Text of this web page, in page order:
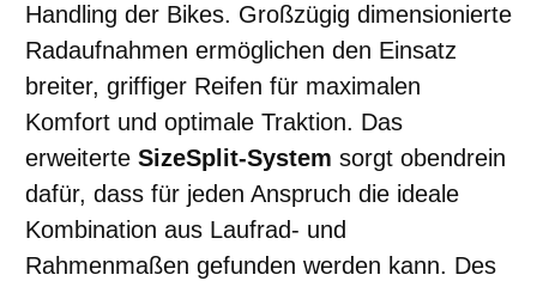
Handling der Bikes. Großzügig dimensionierte
Radaufnahmen ermöglichen den Einsatz
breiter, griffiger Reifen für maximalen
Komfort und optimale Traktion. Das
erweiterte SizeSplit-System sorgt obendrein
dafür, dass für jeden Anspruch die ideale
Kombination aus Laufrad- und
Rahmenmaßen gefunden werden kann. Des